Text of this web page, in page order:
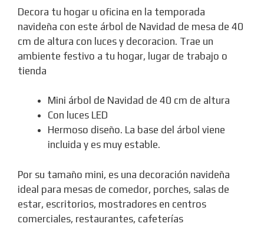
Decora tu hogar u oficina en la temporada
navideña con este árbol de Navidad de mesa de 40
cm de altura con luces y decoracion. Trae un
ambiente festivo a tu hogar, lugar de trabajo o
tienda
Mini árbol de Navidad de 40 cm de altura
Con luces LED
Hermoso diseño. La base del árbol viene
incluida y es muy estable.
Por su tamaño mini, es una decoración navideña
ideal para mesas de comedor, porches, salas de
estar, escritorios, mostradores en centros
comerciales, restaurantes, cafeterías